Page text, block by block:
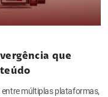
que
múltiplas plataformas,